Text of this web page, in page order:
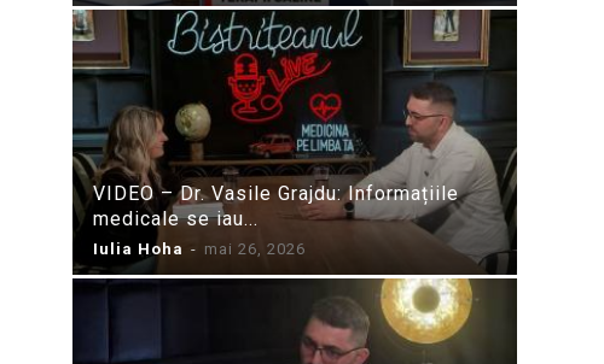
VIDEO – Dr. Vasile Grajdu: Informațiile
medicale se iau...
Iulia Hoha - mai 26, 2026